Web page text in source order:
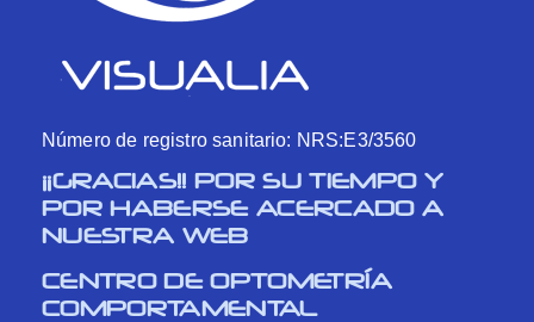
Número de registro sanitario: NRS:E3/3560
¡¡GRACIAS!! POR SU TIEMPO Y
POR HABERSE ACERCADO A
NUESTRA WEB
CENTRO DE OPTOMETRÍA
COMPORTAMENTAL